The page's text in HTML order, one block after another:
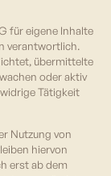
für eigene Inhalte
verantwortlich.
übermittelte
oder aktiv
Tätigkeit
Nutzung von
hiervon
erst ab dem